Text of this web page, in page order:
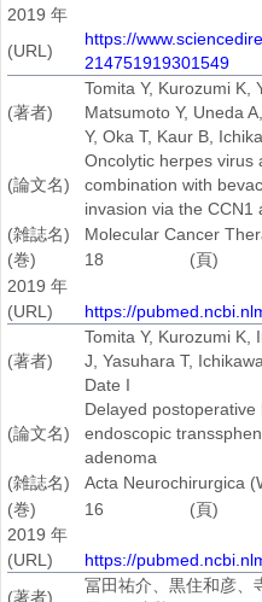
2019 年
(URL)
https://
214751919301549
(著者)
Tomita Y, Kurozumi K,
Matsumoto Y, Uneda
Y, Oka T, Kaur B,
(論文名)
Oncolytic herpes virus
combination with
invasion via the CCN1
(雑誌名)
Molecular Cancer
(巻)
18 (頁)
2019 年
(URL)
https://
(著者)
Tomita Y, Kurozumi K,
J, Yasuhara T,
Date I
(論文名)
Delayed
endoscopic
adenoma
(雑誌名)
Acta Neurochirurgica
(巻)
16 (頁)
2019 年
(URL)
https://
(著者)
冨田祐介、黒住和彦、